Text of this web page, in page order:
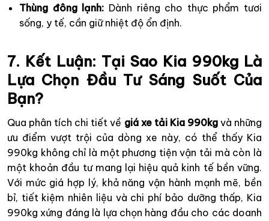
Thùng đông lạnh: Dành riêng cho thực phẩm tươi
sống, y tế, cần giữ nhiệt độ ổn định.
7. Kết Luận: Tại Sao Kia 990kg Là
Lựa Chọn Đầu Tư Sáng Suốt Của
Bạn?
Qua phân tích chi tiết về giá xe tải Kia 990kgvà những
ưu điểm vượt trội của dòng xe này, có thể thấy Kia
990kg không chỉ là một phương tiện vận tải mà còn là
một khoản đầu tư mang lại hiệu quả kinh tế bền vững.
Với mức giá hợp lý, khả năng vận hành mạnh mẽ, bền
bỉ, tiết kiệm nhiên liệu và chi phí bảo dưỡng thấp, Kia
990kg xứng đáng là lựa chọn hàng đầu cho các doanh